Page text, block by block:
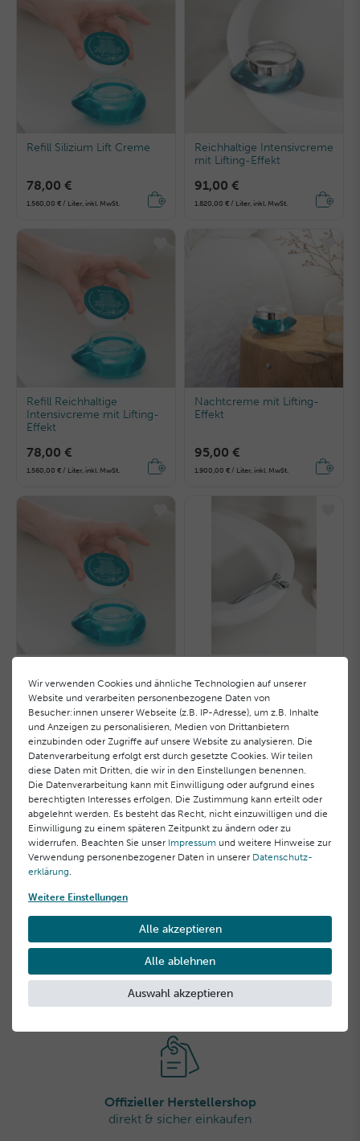
Refill Silizium Lift Creme
78,00 €
1.560,00 € / Liter, inkl. MwSt.
Reichhaltige Intensivcreme
mit Lifting-Effekt
91,00 €
1.820,00 € / Liter, inkl. MwSt.
Refill Reichhaltige
Intensivcreme mit Lifting-
Effekt
78,00 €
1.560,00 € / Liter, inkl. MwSt.
Nachtcreme mit Lifting-
Effekt
95,00 €
1.900,00 € / Liter, inkl. MwSt.
Lifting-Effekt
86,00 €
1.720,00 € / Liter, inkl. MwSt.
44,00 €
44,00 € / Stück, inkl. MwSt.
Lifting-Maske mit Sofort-
11,60 € / Stück, inkl. MwSt.
Offizieller Herstellershop
direkt & sicher einkaufen
Wir verwenden Cookies und ähnliche Technologien auf unserer
Website und verarbeiten personenbezogene Daten von
Besucher:innen unserer Webseite (z.B. IP-Adresse), um z.B. Inhalte
und Anzeigen zu personalisieren, Medien von Drittanbietern
einzubinden oder Zugriffe auf unsere Website zu analysieren. Die
Datenverarbeitung erfolgt erst durch gesetzte Cookies. Wir teilen
diese Daten mit Dritten, die wir in den Einstellungen benennen.
Die Datenverarbeitung kann mit Einwilligung oder aufgrund eines
berechtigten Interesses erfolgen. Die Zustimmung kann erteilt oder
abgelehnt werden. Es besteht das Recht, nicht einzuwilligen und die
Einwilligung zu einem späteren Zeitpunkt zu ändern oder zu
widerrufen. Beachten Sie unser Impressum und weitere Hinweise zur
Verwendung personenbezogener Daten in unserer Daten­schutz­
erklärung.
Weitere Einstellungen
Alle akzeptieren
Alle ablehnen
Auswahl akzeptieren